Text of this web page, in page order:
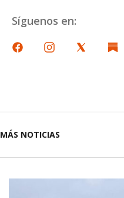
Síguenos en:
MÁS NOTICIAS